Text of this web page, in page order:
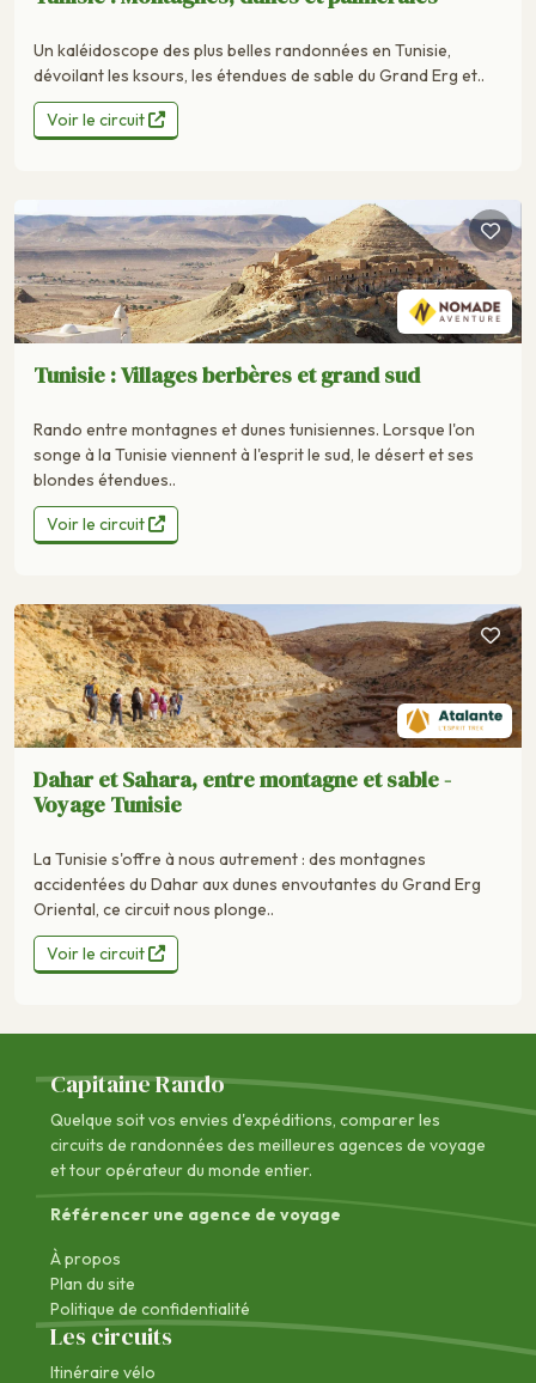
Un kaléidoscope des plus belles randonnées en Tunisie,
dévoilant les ksours, les étendues de sable du Grand Erg et..
Voir le circuit
Tunisie : Villages berbères et grand sud
Rando entre montagnes et dunes tunisiennes. Lorsque l'on
songe à la Tunisie viennent à l'esprit le sud, le désert et ses
blondes étendues..
Voir le circuit
Dahar et Sahara, entre montagne et sable -
Voyage Tunisie
La Tunisie s'offre à nous autrement : des montagnes
accidentées du Dahar aux dunes envoutantes du Grand Erg
Oriental, ce circuit nous plonge..
Voir le circuit
Capitaine Rando
Quelque soit vos envies d'expéditions, comparer les
circuits de randonnées des meilleures agences de voyage
et tour opérateur du monde entier.
Référencer une agence de voyage
À propos
Plan du site
Politique de confidentialité
Les circuits
Itinéraire vélo